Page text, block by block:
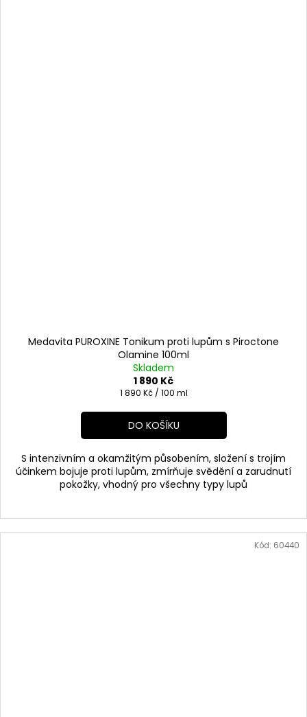
Medavita PUROXINE Tonikum proti lupům s Piroctone
Olamine 100ml
Skladem
1 890 Kč
Měrná
1 890 Kč / 100 ml
DO KOŠÍKU
S intenzivním a okamžitým působením, složení s trojím
účinkem bojuje proti lupům, zmírňuje svědění a zarudnutí
pokožky, vhodný pro všechny typy lupů
Kód: 60440